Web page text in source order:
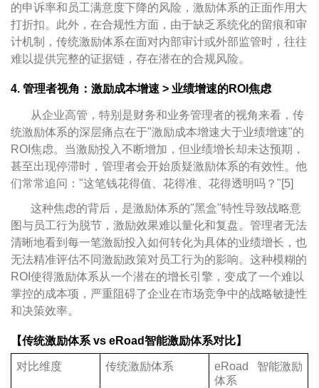
的申诉率和员工满意度下降的风险，激励体系的正面作用大
打折扣。此外，在合规性方面，由于缺乏系统化的留痕和审
计机制，传统激励体系在面对内部审计或外部监管时，往往
难以提供完整的证据链，存在潜在的合规风险。
4. 管理者视角：激励成本增速 > 业绩增速的ROI焦虑
从企业高管，特别是财务和业务管理者的视角来看，传
统激励体系的深层痛点在于"激励成本增速大于业绩增速"的
ROI焦虑。当激励投入不断增加，但业绩增长却未达预期，
甚至出现停滞时，管理者会开始质疑激励体系的有效性。他
们常常追问："这笔钱花得值、花得准、花得透明吗？"[5]
这种焦虑的背后，是激励体系的"黑盒"特性导致战略意
图与员工行为脱节，激励效果难以量化和复盘。管理者无法
清晰地看到每一笔激励投入如何转化为具体的业绩增长，也
无法精准评估不同激励政策对员工行为的影响。这种模糊的
ROI使得激励体系从一个潜在的增长引擎，变成了一个难以
掌控的成本项，严重阻碍了企业在市场竞争中的战略敏捷性
和决策效率。
【传统激励体系 vs eRoad智能激励体系对比】
对比维度 传统激励体系
eRoad 智能激励
体系